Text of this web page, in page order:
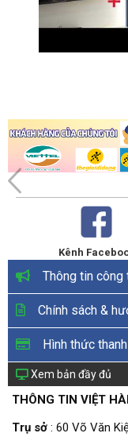
Kênh
Thông tin công
Chính sách &
Hình thức
Xem bản đầy đủ
THÔNG TIN VIỆT
Trụ sở : 60 Võ Văn